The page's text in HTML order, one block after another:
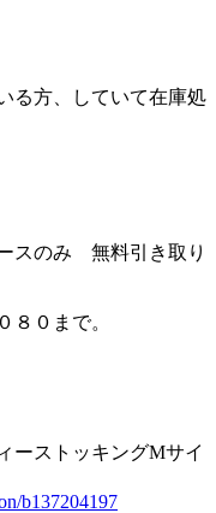
方、していて在庫処
スのみ 無料引き取り
８０まで。
ーストッキングMサイ
b137204197